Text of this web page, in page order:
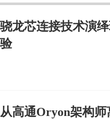
骁龙芯连接技术演
验
从高通Oryon架构